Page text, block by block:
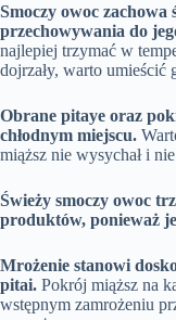
Smoczy owoc zachowa
przechowywania do
najlepiej trzymać w
dojrzały, warto
Obrane pitaye oraz
chłodnym miejscu.
miąższ nie wysychał i
Świeży smoczy owoc
produktów, ponieważ
Mrożenie stanowi
pitai. Pokrój miąższ na
wstępnym zamrożeniu